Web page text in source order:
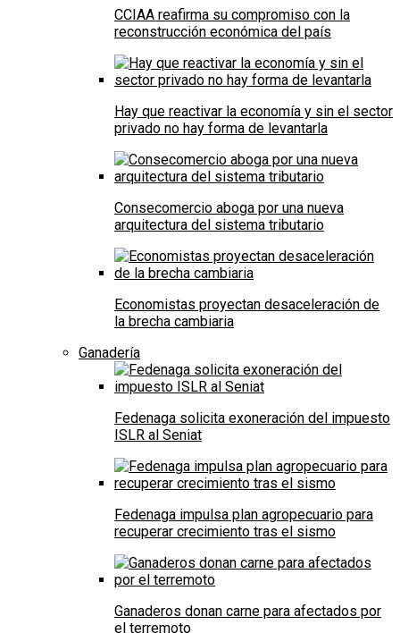
CCIAA reafirma su compromiso con la
reconstrucción económica del país
Hay que reactivar la economía y sin el sector
privado no hay forma de levantarla
Consecomercio aboga por una nueva
arquitectura del sistema tributario
Economistas proyectan desaceleración de
la brecha cambiaria
Ganadería
Fedenaga solicita exoneración del impuesto
ISLR al Seniat
Fedenaga impulsa plan agropecuario para
recuperar crecimiento tras el sismo
Ganaderos donan carne para afectados por
el terremoto